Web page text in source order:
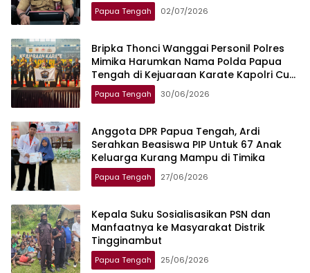
Papua Tengah 02/07/2026
Bripka Thonci Wanggai Personil Polres
Mimika Harumkan Nama Polda Papua
Tengah di Kejuaraan Karate Kapolri Cup
2026
Papua Tengah 30/06/2026
Anggota DPR Papua Tengah, Ardi
Serahkan Beasiswa PIP Untuk 67 Anak
Keluarga Kurang Mampu di Timika
Papua Tengah 27/06/2026
Kepala Suku Sosialisasikan PSN dan
Manfaatnya ke Masyarakat Distrik
Tingginambut
Papua Tengah 25/06/2026